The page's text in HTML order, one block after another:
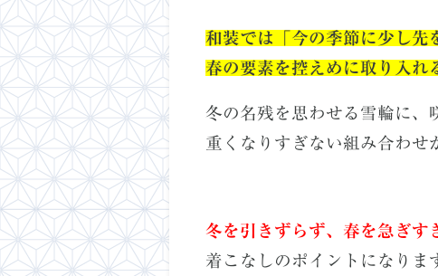
和装では「今の季節に少し先
春の要素を控えめに取り入れ
冬の名残を思わせる雪輪に、
重くなりすぎない組み合わせ
冬を引きずらず、春を急ぎす
着こなしのポイントになりま